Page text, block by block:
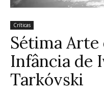
Críticas
Sétima Arte
Infância de
Tarkóvski